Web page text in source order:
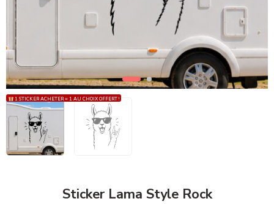
1 STICKER ACHETER = 1 AU CHOIX OFFERT !
Sticker Lama Style Rock